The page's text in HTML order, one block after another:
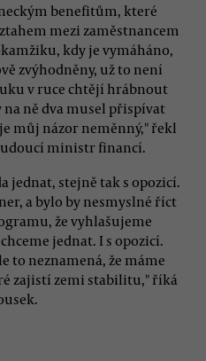
benefitům, které
mezi zaměstnancem
kdy je vymáháno,
zvýhodněny, už to není
v ruce chtějí hrábnout
ně dva musel přispívat
můj názor neměnný," řekl
ministr financí.
jednat, stejně tak s opozicí.
a bylo by nesmyslné říct
že vyhlašujeme
jednat. I s opozicí.
to neznamená, že máme
zajistí zemi stabilitu," říká